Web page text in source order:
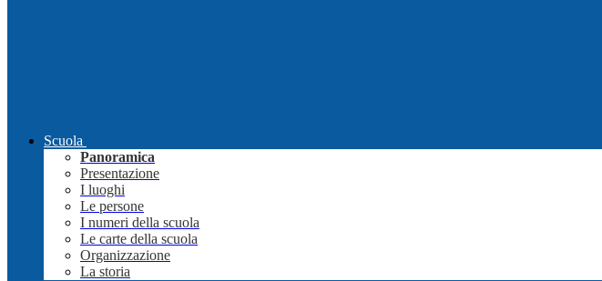
Scuola
Panoramica
Presentazione
I luoghi
Le persone
I numeri della scuola
Le carte della scuola
Organizzazione
La storia